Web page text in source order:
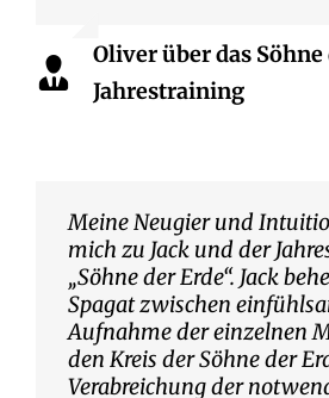
Oliver über das
Jahrestraining
Meine Neugier und
mich zu Jack und der
„Söhne der Erde“. Jack
Spagat zwischen
Aufnahme der einzelnen
den Kreis der Söhne der
Verabreichung der